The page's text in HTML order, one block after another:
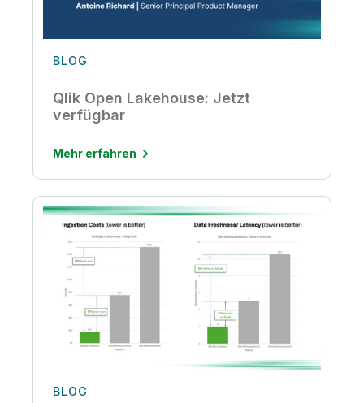
BLOG
Qlik Open Lakehouse: Jetzt
verfügbar
Mehr erfahren
BLOG